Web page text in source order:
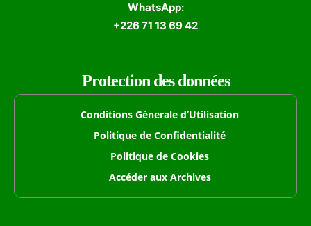
WhatsApp:
+226 71 13 69 42
Protection des données
Conditions Génerale d’Utilisation
Politique de Confidentialité
Politique de Cookies
Accéder aux Archives